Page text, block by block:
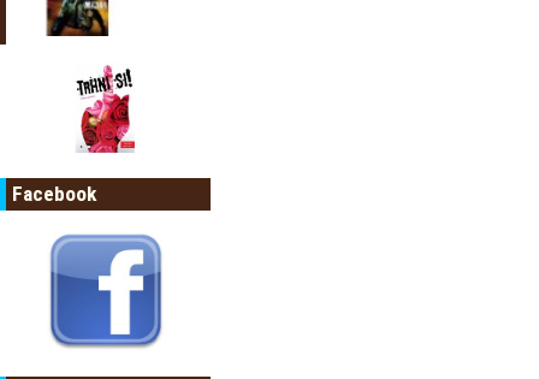
Facebook